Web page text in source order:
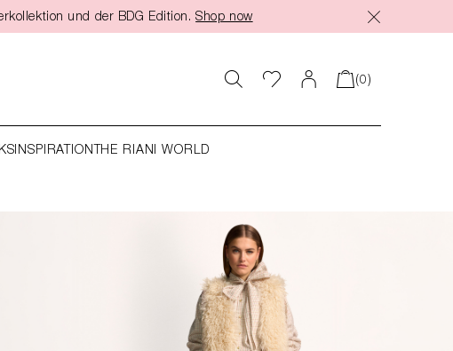
und der BDG Edition. Shop now
(0)
INSPIRATION THE RIANI WORLD